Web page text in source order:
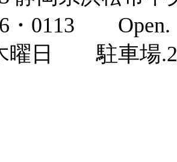
・0113
木曜日 駐車